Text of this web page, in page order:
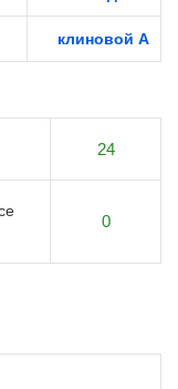
клиновой A
24
0